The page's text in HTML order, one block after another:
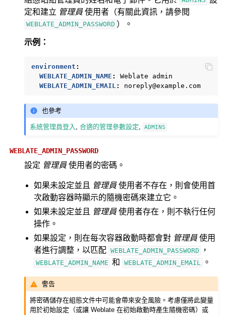
定和建立 管理員 使用者（有關此資訊，請參閱
WEBLATE_ADMIN_PASSWORD ）。
示例：
environment :
WEBLATE_ADMIN_NAME :
Weblate admin
WEBLATE_ADMIN_EMAIL : noreply@example.com
也參考
系統管理員登入 ,合適的管理參數設定, ADMINS
WEBLATE_ADMIN_PASSWORD
設定 管理員 使用者的密碼。
如果未設定並且 管理員 使用者不存在，則會使用首
次啟動容器時顯示的隨機密碼來建立它。
如果未設定並且 管理員 使用者存在，則不執行任何
操作。
如果設定，則在每次容器啟動時都會對 管理員 使用
者進行調整，以匹配 WEBLATE_ADMIN_PASSWORD ，
WEBLATE_ADMIN_NAME 和 WEBLATE_ADMIN_EMAIL 。
警告
將密碼儲存在組態文件中可能會帶來安全風險。考慮僅將此變量
用於初始設定（或讓 Weblate 在初始啟動時產生隨機密碼）或